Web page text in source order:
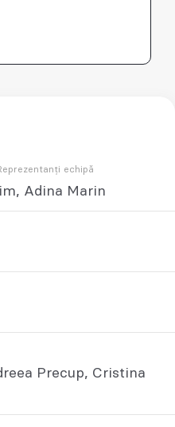
echipă
Adina Marin
Precup, Cristina